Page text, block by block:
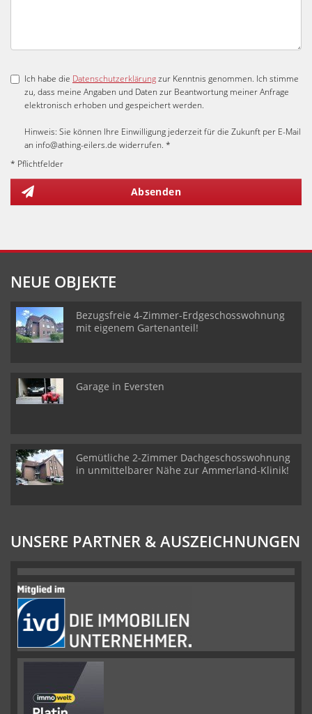
Ich habe die Datenschutzerklärungzur Kenntnis genommen. Ich stimme
zu, dass meine Angaben und Daten zur Beantwortung meiner Anfrage
elektronisch erhoben und gespeichert werden.
Hinweis: Sie können Ihre Einwilligung jederzeit für die Zukunft per E-Mail
an info@athing-eilers.de widerrufen. *
* Pflichtfelder
Absenden
NEUE OBJEKTE
Bezugsfreie 4-Zimmer-Erdgeschosswohnung
mit eigenem Gartenanteil!
Garage in Eversten
Gemütliche 2-Zimmer Dachgeschosswohnung
in unmittelbarer Nähe zur Ammerland-Klinik!
UNSERE PARTNER & AUSZEICHNUNGEN